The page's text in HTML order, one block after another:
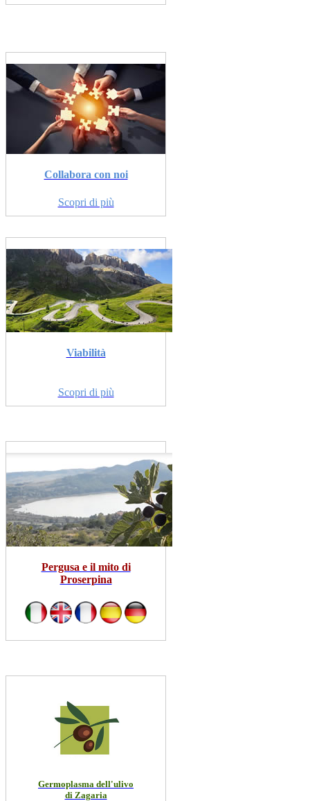
Collabora con noi
Scopri di più
Viabilità
Scopri di più
Pergusa e il mito di
Proserpina
Germoplasma dell'ulivo
di Zagaria